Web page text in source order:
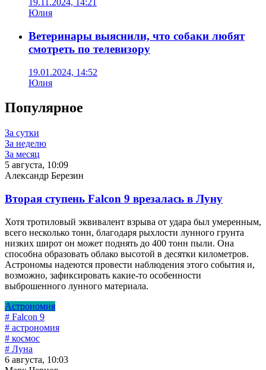
19.11.2024, 14:21
Юлия
Ветеринары выяснили, что собаки любят
смотреть по телевизору
19.01.2024, 14:52
Юлия
Популярное
За сутки
За неделю
За месяц
5 августа, 10:09
Александр Березин
Вторая ступень Falcon 9 врезалась в Луну
Хотя тротиловый эквивалент взрыва от удара был умеренным,
всего несколько тонн, благодаря рыхлости лунного грунта
низких широт он может поднять до 400 тонн пыли. Она
способна образовать облако высотой в десятки километров.
Астрономы надеются провести наблюдения этого события и,
возможно, зафиксировать какие-то особенности
выброшенного лунного материала.
Астрономия
# Falcon 9
# астрономия
# космос
# Луна
6 августа, 10:03